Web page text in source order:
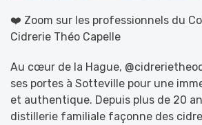
❤️ Zoom sur les professionnels du
Cidrerie Théo Capelle
Au cœur de la Hague,
ses portes à Sotteville pour une
et authentique. Depuis plus de 20
distillerie familiale façonne des